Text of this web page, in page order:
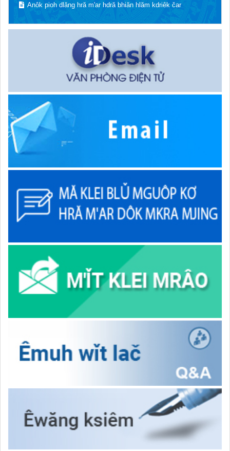
Anôk pioh dlăng hră m'ar hdră bhiăn hlăm kdriêk čar